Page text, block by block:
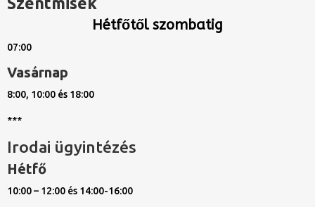
Hétfőtől szombatig
07:00
Vasárnap
8:00, 10:00 és 18:00
***
Irodai ügyintézés
Hétfő
10:00 – 12:00 és 14:00-16:00